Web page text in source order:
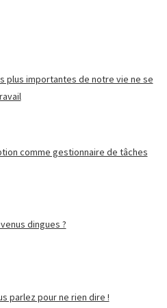
plus importantes de notre vie ne se
comme gestionnaire de tâches
dingues ?
parlez pour ne rien dire !